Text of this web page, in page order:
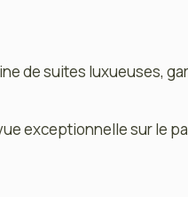
de suites luxueuses,
exceptionnelle sur le